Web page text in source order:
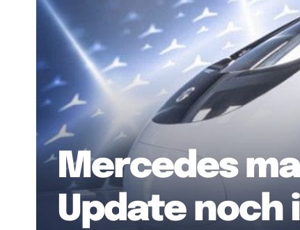
Mercedes
Update noch